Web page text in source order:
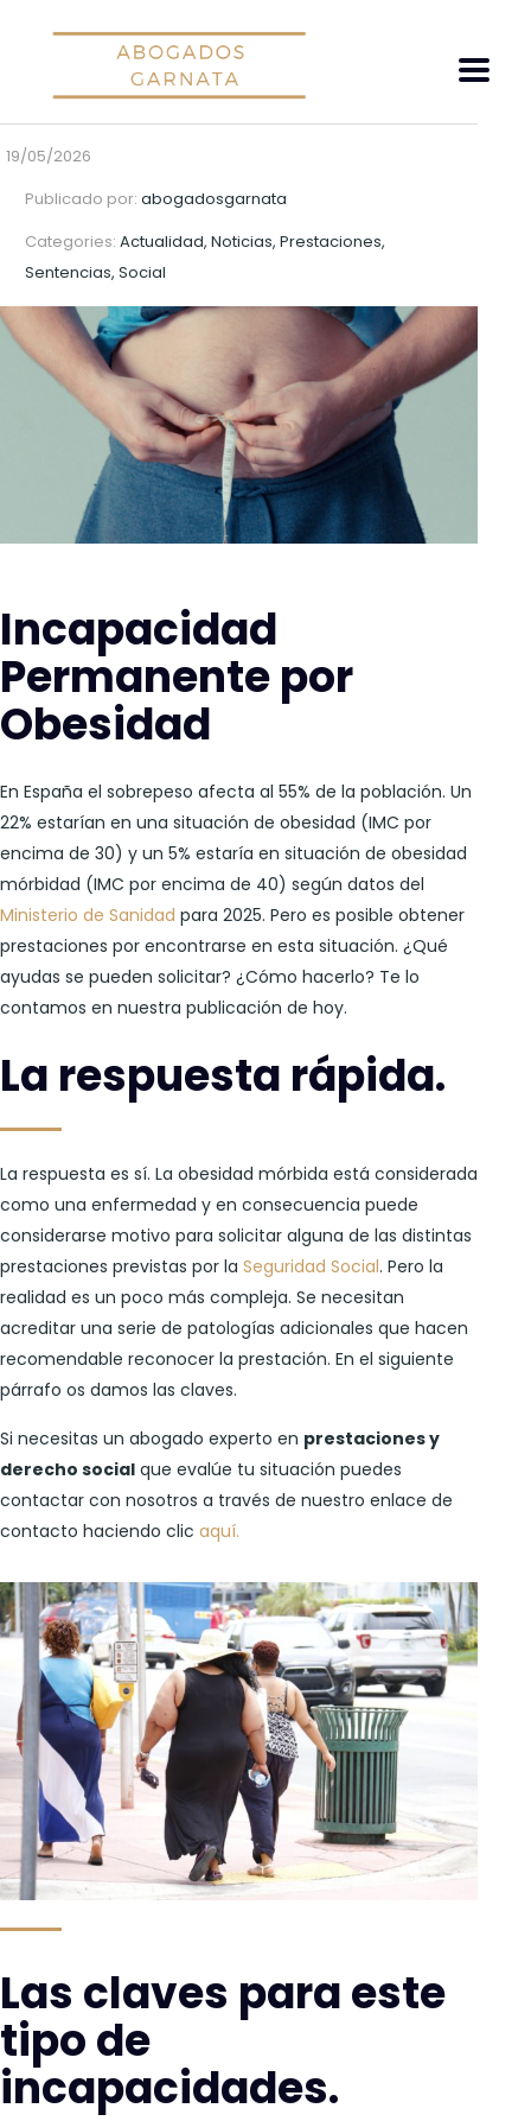
19/05/2026
Publicado por: abogadosgarnata
Categories: Actualidad, Noticias, Prestaciones,
Sentencias, Social
Incapacidad
Permanente por
Obesidad
En España el sobrepeso afecta al 55% de la población. Un
22% estarían en una situación de obesidad (IMC por
encima de 30) y un 5% estaría en situación de obesidad
mórbidad (IMC por encima de 40) según datos del
Ministerio de Sanidad para 2025. Pero es posible obtener
prestaciones por encontrarse en esta situación. ¿Qué
ayudas se pueden solicitar? ¿Cómo hacerlo? Te lo
contamos en nuestra publicación de hoy.
La respuesta rápida.
La respuesta es sí. La obesidad mórbida está considerada
como una enfermedad y en consecuencia puede
considerarse motivo para solicitar alguna de las distintas
prestaciones previstas por la Seguridad Social. Pero la
realidad es un poco más compleja. Se necesitan
acreditar una serie de patologías adicionales que hacen
recomendable reconocer la prestación. En el siguiente
párrafo os damos las claves.
Si necesitas un abogado experto en prestaciones y
derecho social que evalúe tu situación puedes
contactar con nosotros a través de nuestro enlace de
contacto haciendo clic aquí.
Las claves para este
tipo de
incapacidades.